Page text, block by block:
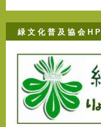
緑 文 化 普 及 協 会 H P